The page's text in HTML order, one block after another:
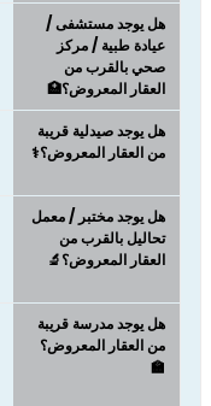
هل يوجد مستشفى /
عيادة طبية / مركز
صحي بالقرب من
العقار المعروض؟🏥
هل يوجد صيدلية قريبة
من العقار المعروض؟⚕️
هل يوجد مختبر / معمل
تحاليل بالقرب من
العقار المعروض؟🔬
هل يوجد مدرسة قريبة
من العقار المعروض؟
🏫